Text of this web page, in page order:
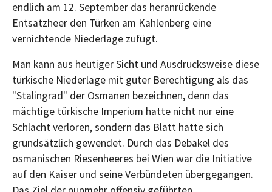
endlich am 12. September das heranrückende
Entsatzheer den Türken am Kahlenberg eine
vernichtende Niederlage zufügt.
Man kann aus heutiger Sicht und Ausdrucksweise diese
türkische Niederlage mit guter Berechtigung als das
"Stalingrad" der Osmanen bezeichnen, denn das
mächtige türkische Imperium hatte nicht nur eine
Schlacht verloren, sondern das Blatt hatte sich
grundsätzlich gewendet. Durch das Debakel des
osmanischen Riesenheeres bei Wien war die Initiative
auf den Kaiser und seine Verbündeten übergegangen.